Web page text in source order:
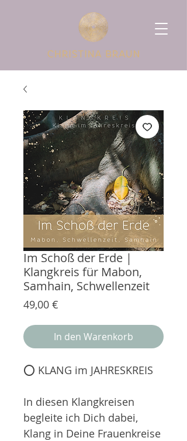
Im Schoß der Erde |
Klangkreis für Mabon,
Samhain, Schwellenzeit
49,00 €
In den Warenkorb
⭕ KLANG im JAHRESKREIS
In diesen Klangkreisen
begleite ich Dich dabei,
Klang in Deine Frauenkreise